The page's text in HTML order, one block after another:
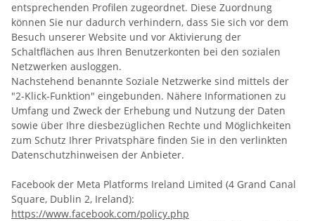
entsprechenden Profilen zugeordnet. Diese Zuordnung
können Sie nur dadurch verhindern, dass Sie sich vor dem
Besuch unserer Website und vor Aktivierung der
Schaltflächen aus Ihren Benutzerkonten bei den sozialen
Netzwerken ausloggen.
Nachstehend benannte Soziale Netzwerke sind mittels der
"2-Klick-Funktion" eingebunden. Nähere Informationen zu
Umfang und Zweck der Erhebung und Nutzung der Daten
sowie über Ihre diesbezüglichen Rechte und Möglichkeiten
zum Schutz Ihrer Privatsphäre finden Sie in den verlinkten
Datenschutzhinweisen der Anbieter.
Facebook der Meta Platforms Ireland Limited (4 Grand Canal
Square, Dublin 2, Ireland):
https://www.facebook.com/policy.php